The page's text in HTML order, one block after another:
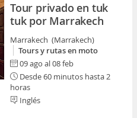
Tour privado en tuk
tuk por Marrakech
Marrakech (Marrakech)
Tours y rutas en moto
09 ago al 08 feb
Desde 60 minutos hasta 2
horas
Inglés